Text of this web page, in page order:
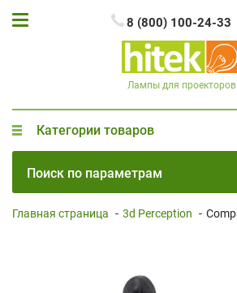
8 (800) 100-24-33
Лампы для проекторов
Категории товаров
Поиск по параметрам
Главная страница - 3d Perception -